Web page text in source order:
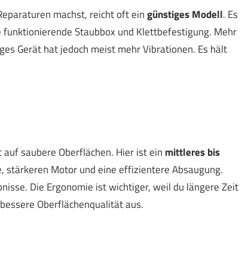
machst, reicht oft eingünstiges Modell. Es
Staubbox und Klettbefestigung. Mehr
Gerät hat jedoch meist mehr Vibrationen. Es hält
saubere Oberflächen. Hier ist ein mittleres bis
stärkeren Motor und eine effizientere Absaugung.
Die Ergonomie ist wichtiger, weil du längere Zeit
Oberflächenqualität aus.